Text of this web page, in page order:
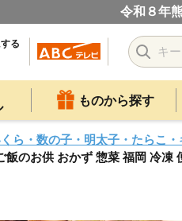
令和８年
る
ものから探す
ら・数の子・明太子・たらこ
のお供 おかず 惣菜 福岡 冷